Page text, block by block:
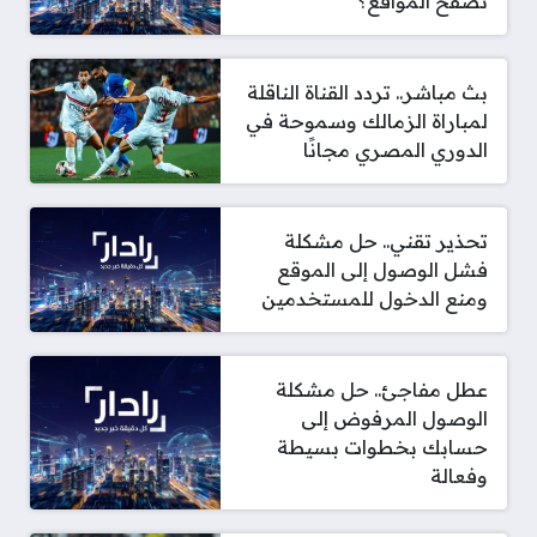
بث مباشر.. تردد القناة الناقلة
لمباراة الزمالك وسموحة في
الدوري المصري مجانًا
تحذير تقني.. حل مشكلة
فشل الوصول إلى الموقع
ومنع الدخول للمستخدمين
عطل مفاجئ.. حل مشكلة
الوصول المرفوض إلى
حسابك بخطوات بسيطة
وفعالة